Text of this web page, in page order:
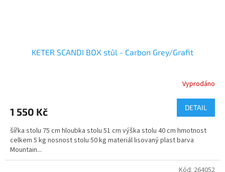
KETER SCANDI BOX stůl - Carbon Grey/Grafit
Vyprodáno
1 550 Kč DETAIL
šířka stolu 75 cm hloubka stolu 51 cm výška stolu 40 cm hmotnost
celkem 5 kg nosnost stolu 50 kg materiál lisovaný plast barva
Mountain...